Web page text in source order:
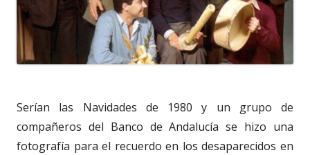
Serían las Navidades de 1980 y un grupo de
compañeros del Banco de Andalucía se hizo una
fotografía para el recuerdo en los desaparecidos en